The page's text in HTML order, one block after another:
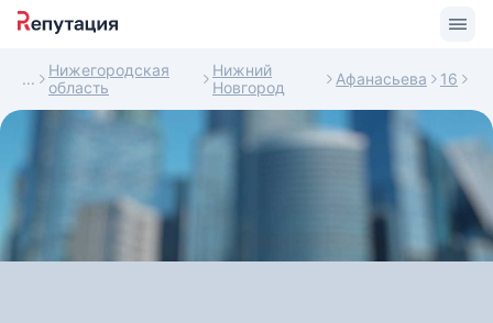
Нижегородская
область
Нижний
Новгород
Афанасьева 16